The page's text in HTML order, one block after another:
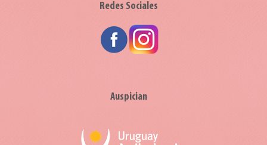
Redes Sociales
Auspician